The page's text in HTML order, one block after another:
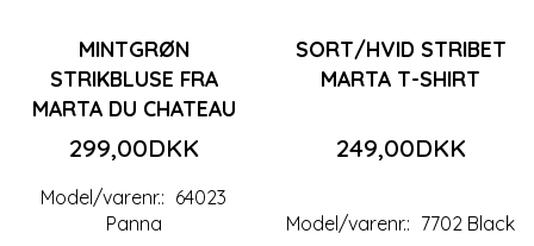
MINTGRØN
STRIKBLUSE FRA
MARTA DU CHATEAU
299,00DKK
Model/varenr.: 64023
Panna
SORT/HVID STRIBET
MARTA T-SHIRT
249,00DKK
Model/varenr.: 7702 Black